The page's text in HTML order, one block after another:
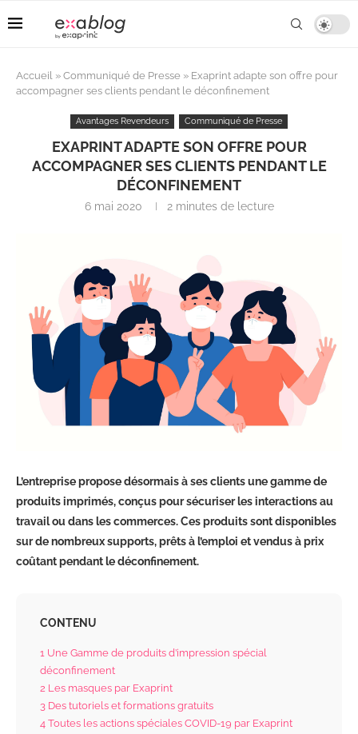
Accueil » Communiqué de Presse » Exaprint adapte son offre pour
accompagner ses clients pendant le déconfinement
Avantages Revendeurs Communiqué de Presse
EXAPRINT ADAPTE SON OFFRE POUR
ACCOMPAGNER SES CLIENTS PENDANT LE
DÉCONFINEMENT
6 mai 2020 2 minutes de lecture
L’entreprise propose désormais à ses clients une gamme de
produits imprimés, conçus pour sécuriser les interactions au
travail ou dans les commerces. Ces produits sont disponibles
sur de nombreux supports, prêts à l’emploi et vendus à prix
coûtant pendant le déconfinement.
CONTENU
1 Une Gamme de produits d’impression spécial
déconfinement
2 Les masques par Exaprint
3 Des tutoriels et formations gratuits
4 Toutes les actions spéciales COVID-19 par Exaprint